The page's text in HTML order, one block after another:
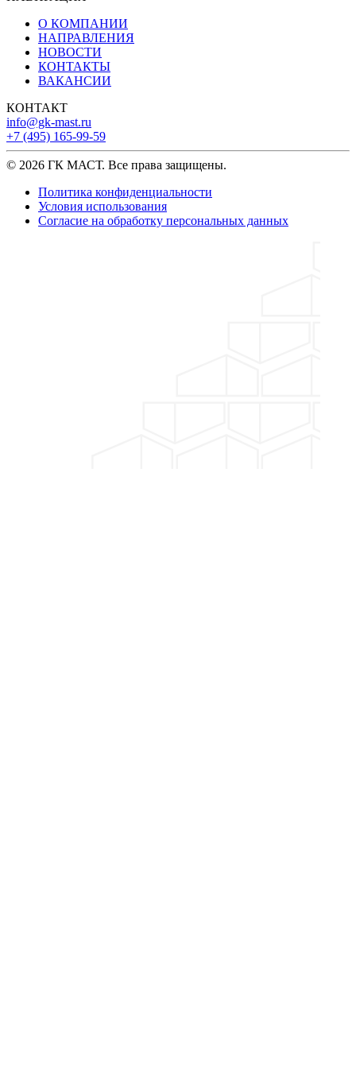
О КОМПАНИИ
НАПРАВЛЕНИЯ
НОВОСТИ
КОНТАКТЫ
ВАКАНСИИ
КОНТАКТ
info@gk-mast.ru
+7 (495) 165-99-59
© 2026 ГК МАСТ. Все права защищены.
Политика конфиденциальности
Условия использования
Согласие на обработку персональных данных